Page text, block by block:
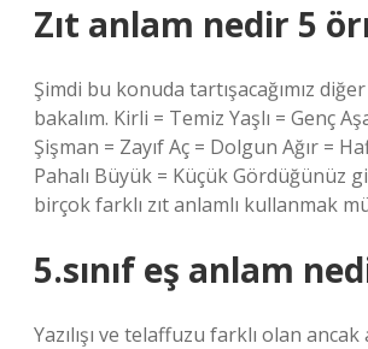
Zıt anlam nedir 5
Şimdi bu konuda tartışacağımız
bakalım. Kirli = Temiz Yaşlı = Genç
Şişman = Zayıf Aç = Dolgun Ağır =
Pahalı Büyük = Küçük Gördüğünüz
birçok farklı zıt anlamlı kullanmak
5.sınıf eş anlam
Yazılışı ve telaffuzu farklı olan ancak